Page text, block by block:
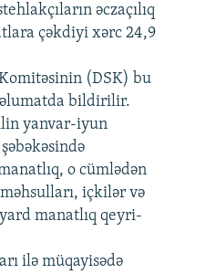
360p 480p
1080p
360p
480p
720p
1080p
əczaçılıq
çəkdiyi xərc 24,9
(DSK) bu
bildirilir.
yanvar-iyun
o cümlədən
içkilər və
manatlıq qeyri-
ilə müqayisədə